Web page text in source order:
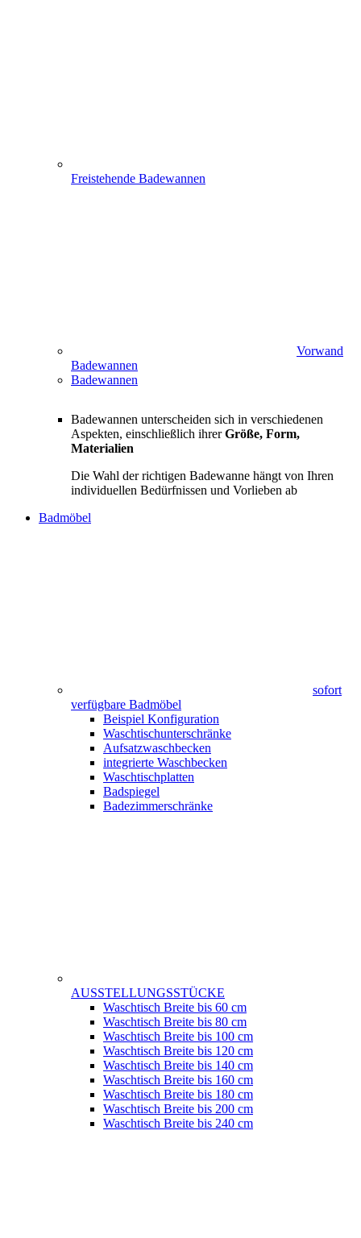
Freistehende Badewannen
Vorwand
Badewannen
Badewannen
Badewannen unterscheiden sich in verschiedenen
Aspekten, einschließlich ihrerGröße, Form,
Materialien
Die Wahl der richtigen Badewanne hängt von Ihren
individuellen Bedürfnissen und Vorlieben ab
Badmöbel
sofort
verfügbare Badmöbel
Beispiel Konfiguration
Waschtischunterschränke
Aufsatzwaschbecken
integrierte Waschbecken
Waschtischplatten
Badspiegel
Badezimmerschränke
AUSSTELLUNGSSTÜCKE
Waschtisch Breite bis 60 cm
Waschtisch Breite bis 80 cm
Waschtisch Breite bis 100 cm
Waschtisch Breite bis 120 cm
Waschtisch Breite bis 140 cm
Waschtisch Breite bis 160 cm
Waschtisch Breite bis 180 cm
Waschtisch Breite bis 200 cm
Waschtisch Breite bis 240 cm